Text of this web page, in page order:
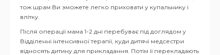
тож шрам Ви зможете легко приховати у купальнику і
влітку.
Після операції мама 1-2 дні перебуває під доглядом у
Відділенні інтенсивної терапії, куди дитячі медсестри
відносять дитину для прикладання. Потім її перекладають